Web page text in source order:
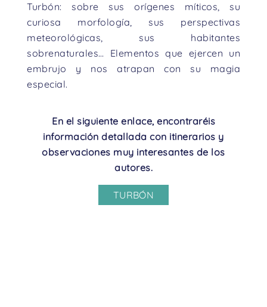
Turbón: sobre sus orígenes míticos, su
curiosa morfología, sus perspectivas
meteorológicas, sus habitantes
sobrenaturales… Elementos que ejercen un
embrujo y nos atrapan con su magia
especial.
En el siguiente enlace, encontraréis
información detallada con itinerarios y
observaciones muy interesantes de los
autores.
TURBÓN